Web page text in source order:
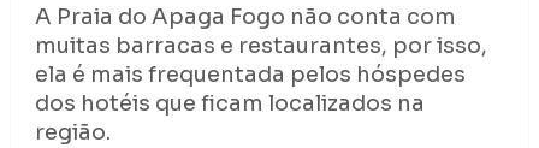
A Praia do Apaga Fogo não conta com
muitas barracas e restaurantes, por isso,
ela é mais frequentada pelos hóspedes
dos hotéis que ficam localizados na
região.